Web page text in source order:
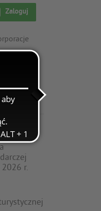
Zaloguj
bazy
2026 r.